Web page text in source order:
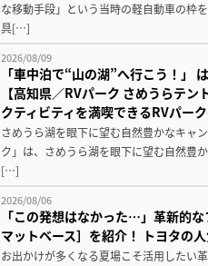
な移動手段」という当時の軽自動車の枠
具[…]
2026/08/09
「車中泊で“山の湖”へ行こう！」
【高知県／RVパーク さめうらテ
クティビティを満喫できるRVパー
さめうら湖を眼下に望む自然豊かなキャ
ク」は、さめうら湖を眼下に望む自然豊
[…]
2026/08/06
「この発想はなかった…」革新的
マットベース］を紹介！ トヨタの
お出かけが多くなる夏場こそ活用したい